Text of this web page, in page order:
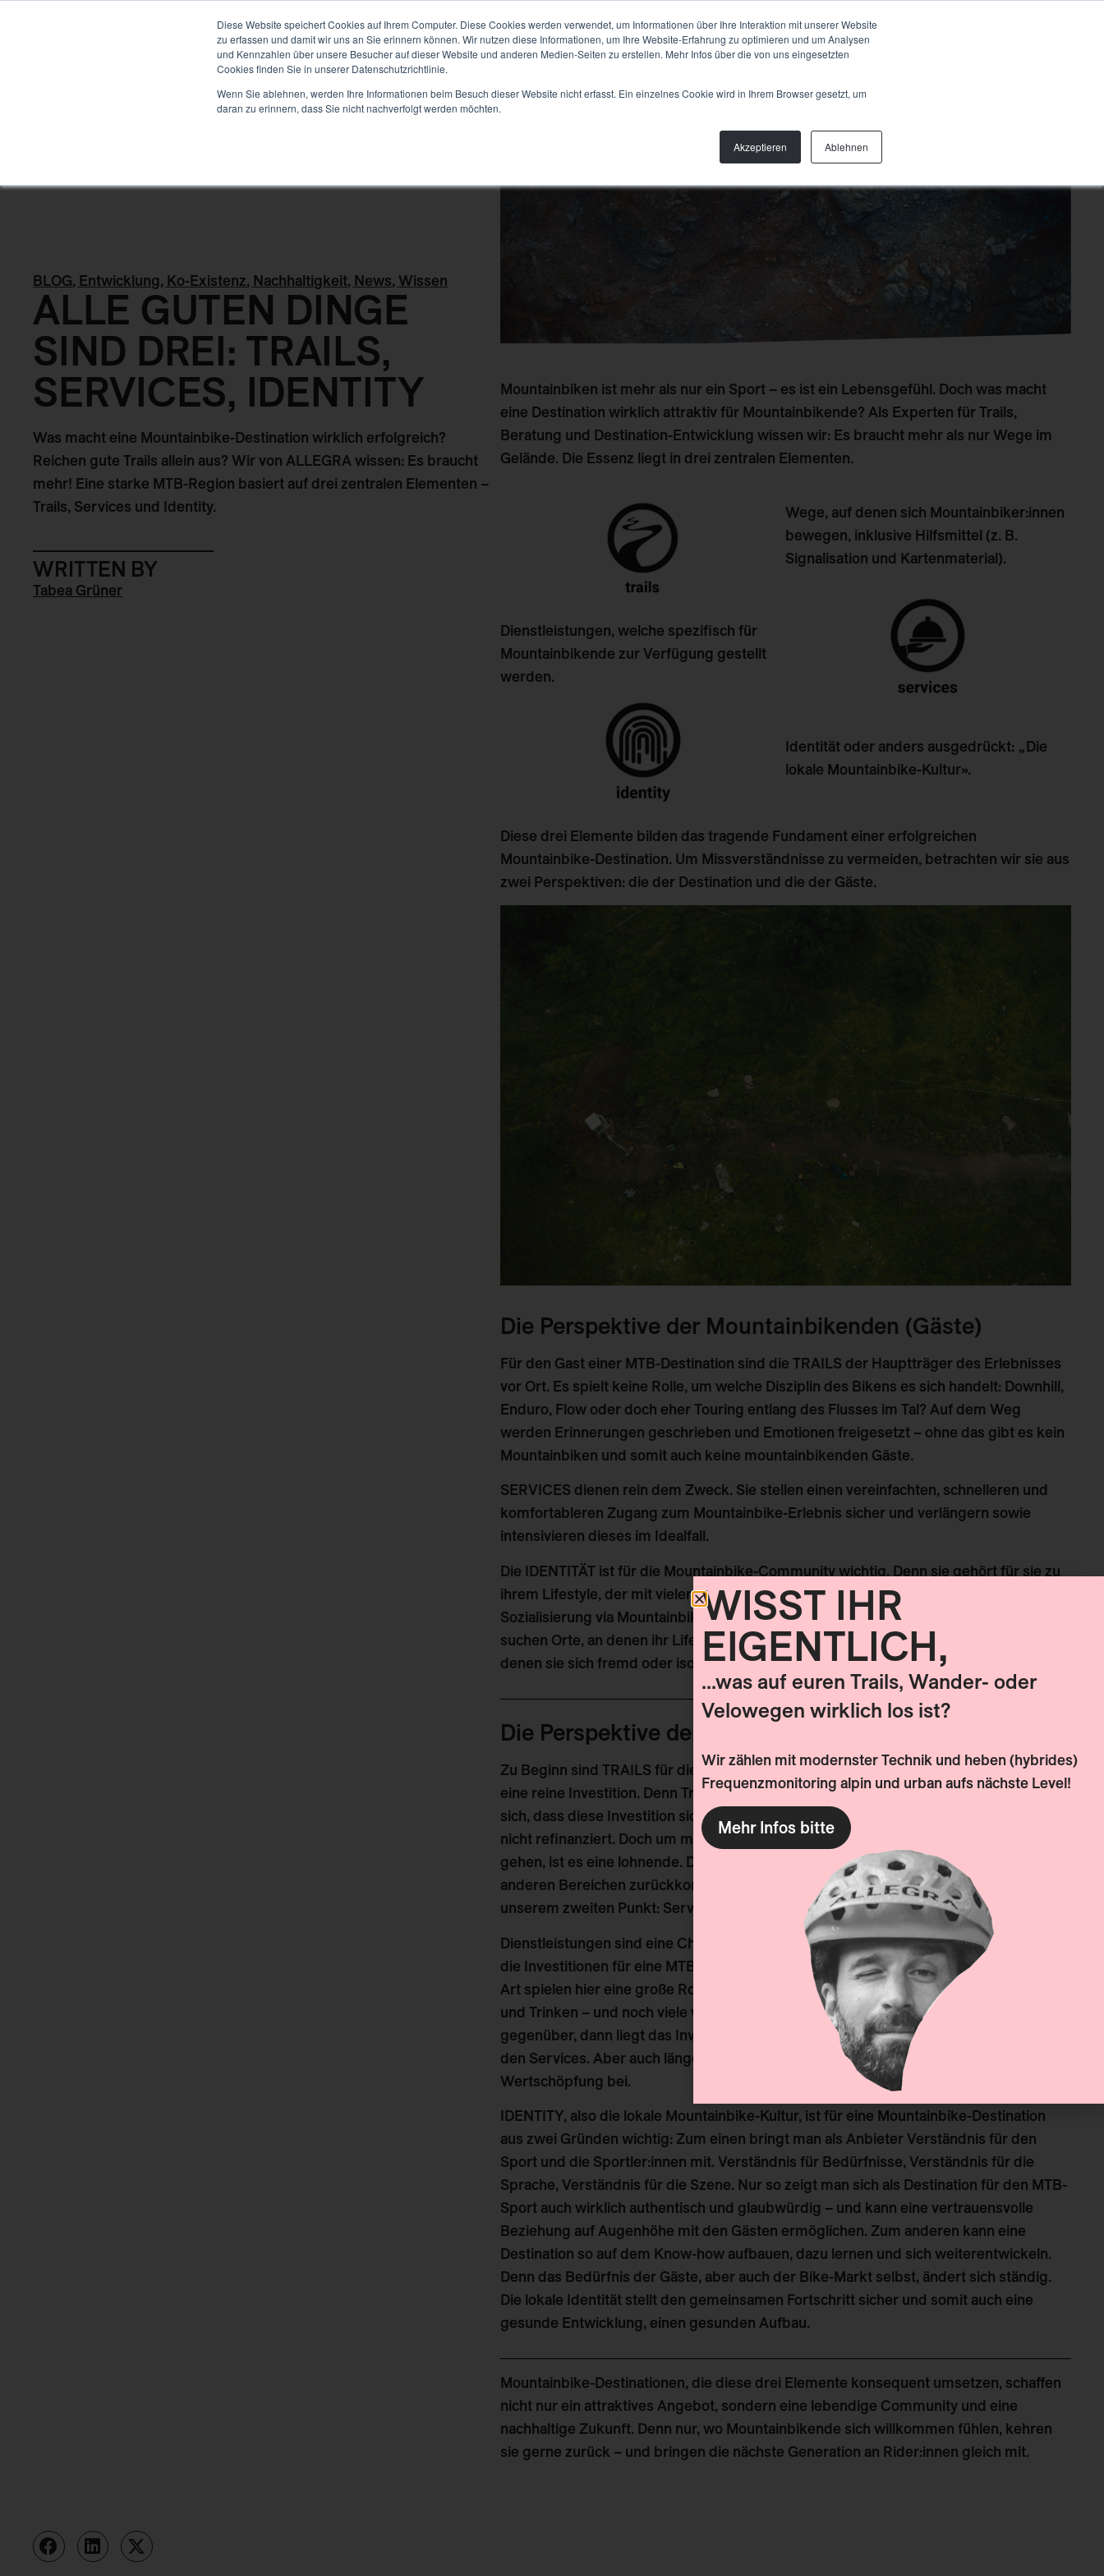
Diese Website speichert Cookies auf Ihrem Computer. Diese Cookies werden verwendet, um Informationen über Ihre Interaktion mit unserer Website
zu erfassen und damit wir uns an Sie erinnern können. Wir nutzen diese Informationen, um Ihre Website-Erfahrung zu optimieren und um Analysen
und Kennzahlen über unsere Besucher auf dieser Website und anderen Medien-Seiten zu erstellen. Mehr Infos über die von uns eingesetzten
Cookies finden Sie in unserer Datenschutzrichtlinie.
Wenn Sie ablehnen, werden Ihre Informationen beim Besuch dieser Website nicht erfasst. Ein einzelnes Cookie wird in Ihrem Browser gesetzt, um
daran zu erinnern, dass Sie nicht nachverfolgt werden möchten.
Akzeptieren Ablehnen
ENTWICKLUNG PLANUNG BAU WISSEN PRODUKTE ABOUT Talk to us
BLOG, Entwicklung, Ko-Existenz, Nachhaltigkeit, News,Wissen
ALLE GUTEN DINGE
SIND DREI: TRAILS,
SERVICES, IDENTITY
Was macht eine Mountainbike-Destination wirklich erfolgreich?
Reichen gute Trails allein aus? Wir von ALLEGRA wissen: Es braucht
mehr! Eine starke MTB-Region basiert auf drei zentralen Elementen –
Trails, Services und Identity.
WRITTEN BY
Tabea Grüner
Mountainbiken ist mehr als nur ein Sport – es ist ein Lebensgefühl. Doch was macht
eine Destination wirklich attraktiv für Mountainbikende? Als Experten für Trails,
Beratung und Destination-Entwicklung wissen wir: Es braucht mehr als nur Wege im
Gelände. Die Essenz liegt in drei zentralen Elementen.
Wege, auf denen sich Mountainbiker:innen
bewegen, inklusive Hilfsmittel (z. B.
Signalisation und Kartenmaterial).
Dienstleistungen, welche spezifisch für
Mountainbikende zur Verfügung gestellt
werden.
Identität oder anders ausgedrückt: „Die
lokale Mountainbike-Kultur».
Diese drei Elemente bilden das tragende Fundament einer erfolgreichen
Mountainbike-Destination. Um Missverständnisse zu vermeiden, betrachten wir sie aus
zwei Perspektiven: die der Destination und die der Gäste.
Die Perspektive der Mountainbikenden (Gäste)
Für den Gast einer MTB-Destination sind die TRAILS der Hauptträger des Erlebnisses
vor Ort. Es spielt keine Rolle, um welche Disziplin des Bikens es sich handelt: Downhill,
Enduro, Flow oder doch eher Touring entlang des Flusses im Tal? Auf dem Weg
werden Erinnerungen geschrieben und Emotionen freigesetzt – ohne das gibt es kein
Mountainbiken und somit auch keine mountainbikenden Gäste.
SERVICES dienen rein dem Zweck. Sie stellen einen vereinfachten, schnelleren und
komfortableren Zugang zum Mountainbike-Erlebnis sicher und verlängern sowie
intensivieren dieses im Idealfall.
Die IDENTITÄT ist für die Mountainbike-Community wichtig. Denn sie gehört für sie zu
ihrem Lifestyle, der mit vielen Menschen geteilt wird. Somit spielen Identifizierung und
Sozialisierung via Mountainbike eine zentrale Rolle in ihrem Leben. Mountainbikende
suchen Orte, an denen ihr Lifestyle verstanden und gelebt wird – nicht solche, an
denen sie sich fremd oder isoliert fühlen.
Die Perspektive der Tourismus-Destination (Anbieter)
Zu Beginn sind TRAILS für die Destinationen im Bereich des MTB-Tourismus erstmal
eine reine Investition. Denn Trails kosten Zeit – und Geld. Auf den ersten Blick zeigt
sich, dass diese Investition sich durch den alleinigen Nutzen der Mountainbikenden
nicht refinanziert. Doch um mit dem Fluss der Zeit und den Bedürfnissen der Gäste zu
gehen, ist es eine lohnende. Der Effekt zeigt sich langfristig – das Investierte wird in
anderen Bereichen zurückkommen, wie z. B. der Gastroindustrie, Hotellerie oder in
unserem zweiten Punkt: Services.
Dienstleistungen sind eine Chance für den Mountainbike-Tourismus, insbesondere um
die Investitionen für eine MTB-Destination zu amortisieren. SERVICES verschiedener
Art spielen hier eine große Rolle: Guiding, Repair, Shops, Vermietung, Transport, Essen
und Trinken – und noch viele weitere. Stellt man also Investment und Return
gegenüber, dann liegt das Investment in den Trails – der Return zeigt sich vor allem in
den Services. Aber auch längere Aufenthalte und zusätzliche Angebote tragen zur
Wertschöpfung bei.
IDENTITY, also die lokale Mountainbike-Kultur, ist für eine Mountainbike-Destination
aus zwei Gründen wichtig: Zum einen bringt man als Anbieter Verständnis für den
Sport und die Sportler:innen mit. Verständnis für Bedürfnisse, Verständnis für die
Sprache, Verständnis für die Szene. Nur so zeigt man sich als Destination für den MTB-
Sport auch wirklich authentisch und glaubwürdig – und kann eine vertrauensvolle
Beziehung auf Augenhöhe mit den Gästen ermöglichen. Zum anderen kann eine
Destination so auf dem Know-how aufbauen, dazu lernen und sich weiterentwickeln.
Denn das Bedürfnis der Gäste, aber auch der Bike-Markt selbst, ändert sich ständig.
Die lokale Identität stellt den gemeinsamen Fortschritt sicher und somit auch eine
gesunde Entwicklung, einen gesunden Aufbau.
Mountainbike-Destinationen, die diese drei Elemente konsequent umsetzen, schaffen
nicht nur ein attraktives Angebot, sondern eine lebendige Community und eine
nachhaltige Zukunft. Denn nur, wo Mountainbikende sich willkommen fühlen, kehren
sie gerne zurück – und bringen die nächste Generation an Rider:innen gleich mit.
WISST IHR
EIGENTLICH,
...was auf euren Trails, Wander- oder
Velowegen wirklich los ist?
Wir zählen mit modernster Technik und heben (hybrides)
Frequenzmonitoring alpin und urban aufs nächste Level!
Mehr Infos bitte